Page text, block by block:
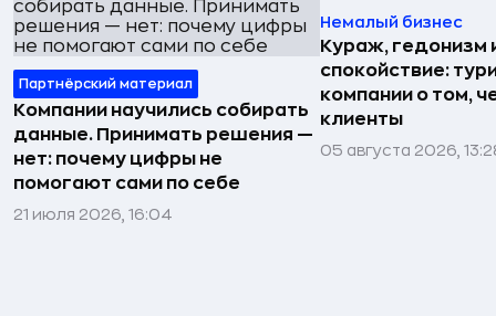
Партнёрский материал
Компании научились собирать
данные. Принимать решения —
нет: почему цифры не
помогают сами по себе
21 июля 2026, 16:04
Немалый бизнес
Кураж, гедонизм
спокойствие:
компании о том,
клиенты
05 августа 2026,